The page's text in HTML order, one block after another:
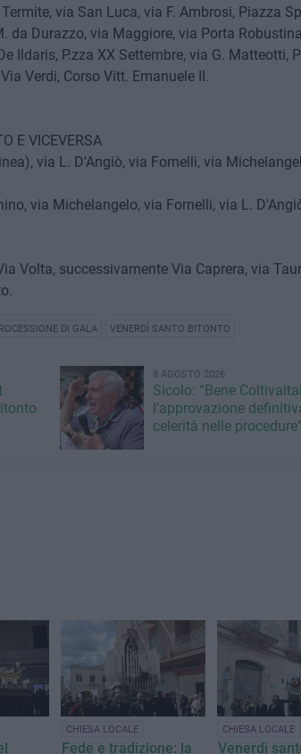
via San Luca, via F. Ambrosi, Piazza
da Durazzo, via Maggiore, via Porta
Ildaris, P.zza XX Settembre, via G. Matteotti,
Verdi, Corso Vitt. Emanuele II.
E VICEVERSA
via L. D'Angiò, via Fornelli, via
via Michelangelo, via Fornelli, via L.
Volta, successivamente Via Caprera, via
DI GALA VENERDÌ SANTO BITONTO
8 AGOSTO 2026
Sicolo: “Bene
l’approvazione
celerità nelle procedure”
CHIESA LOCALE
Fede e tradizione: la
CHIESA LOCALE
Venerdì